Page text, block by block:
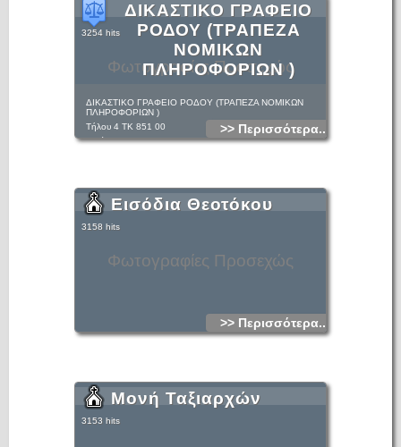
Φωτογραφίες Προσεχώς
ΔΙΚΑΣΤΙΚΟ ΓΡΑΦΕΙΟ
ΡΟΔΟΥ (ΤΡΑΠΕΖΑ
ΝΟΜΙΚΩΝ
ΠΛΗΡΟΦΟΡΙΩΝ )
3254 hits
ΔΙΚΑΣΤΙΚΟ ΓΡΑΦΕΙΟ ΡΟΔΟΥ (ΤΡΑΠΕΖΑ ΝΟΜΙΚΩΝ
ΠΛΗΡΟΦΟΡΙΩΝ )
Τήλου 4 ΤΚ 851 00
Τηλέφωνο: 22410 21937, 22410 37177
>> Περισσότερα...
Φωτογραφίες Προσεχώς
Εισόδια Θεοτόκου
3158 hits
>> Περισσότερα...
Μονή Ταξιαρχών
3153 hits